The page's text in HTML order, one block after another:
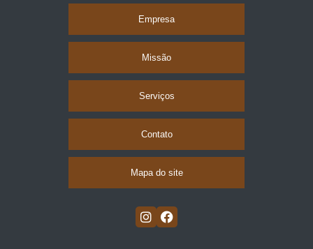
Empresa
Missão
Serviços
Contato
Mapa do site